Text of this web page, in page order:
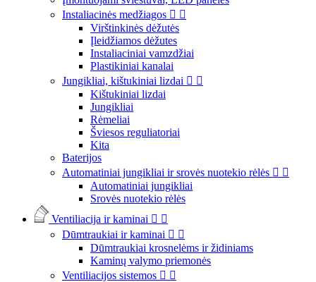
Instaliacinės medžiagos  
Virštinkinės dėžutės
Įleidžiamos dėžutes
Instaliaciniai vamzdžiai
Plastikiniai kanalai
Jungikliai, kištukiniai lizdai  
Kištukiniai lizdai
Jungikliai
Rėmeliai
Šviesos reguliatoriai
Kita
Baterijos
Automatiniai jungikliai ir srovės nuotekio rėlės  
Automatiniai jungikliai
Srovės nuotekio rėlės
Ventiliacija ir kaminai  
Dūmtraukiai ir kaminai  
Dūmtraukiai krosnelėms ir židiniams
Kaminų valymo priemonės
Ventiliacijos sistemos  